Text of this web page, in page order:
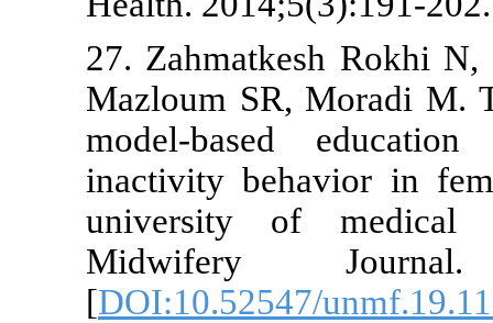
27.
Mazloum
model-
inactivity
university
[